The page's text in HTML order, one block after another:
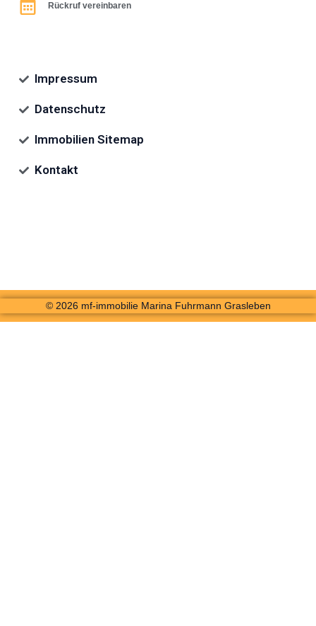
Rückruf vereinbaren
Impressum
Datenschutz
Immobilien Sitemap
Kontakt
© 2026 mf-immobilie Marina Fuhrmann Grasleben